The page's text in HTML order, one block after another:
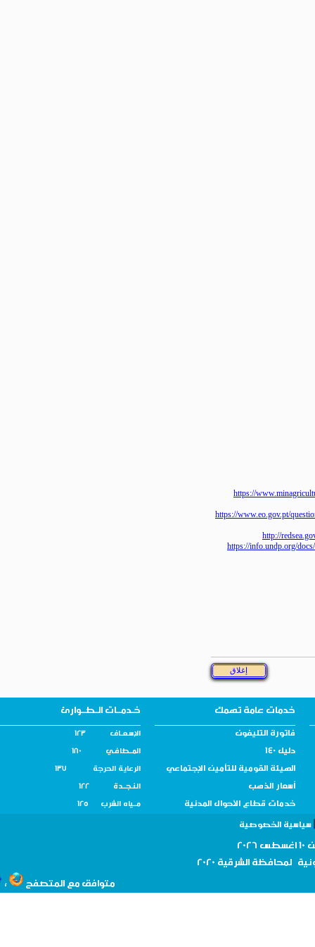
https://
https://www.eo.gov.pt/
http://
https://info.undp.org/
خدمات عامة تهمك خـدمــات الـطــوارئ
فاتورة التليفون الإسـعــاف 123
دليل 140 المــطافـي 180
الهيئة القومية للتأمين الإجتماعي الرعاية الحرجة 137
أسعار الذهب النـجــدة 122
خدمات قطاع الأحوال المدنية مــياه الشرب 125
الخصوصية
لمحافظةالشرقية 2020
متوافق مع المتصفح ،